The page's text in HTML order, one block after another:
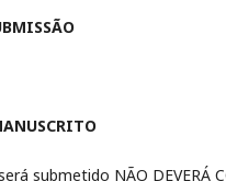
submetido NÃO DEVERÁ